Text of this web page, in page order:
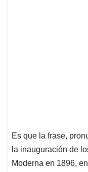
Es que la frase,
la inauguración de
Moderna en 1896,